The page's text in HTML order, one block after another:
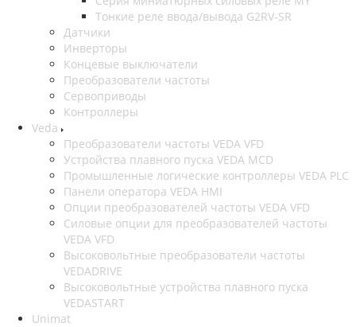
Тонкие реле ввода/вывода G2RV-SR
Датчики
Инверторы
Концевые выключатели
Преобразователи частоты
Сервоприводы
Контроллеры
Veda
Преобразователи частоты VEDA VFD
Устройства плавного пуска VEDA MCD
Промышленные логические контроллеры VEDA PLC
Панели оператора VEDA HMI
Опции преобразователей частоты VEDA VFD
Силовые опции для преобразователей частоты
VEDA VFD
Высоковольтные преобразователи частоты
VEDADRIVE
Высоковольтные устройства плавного пуска
VEDASTART
Unimat